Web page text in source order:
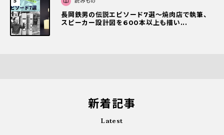
長岡鉄男の伝説エピソード7選〜焼肉店で執筆、
スピーカー設計図を600本以上も描い...
新着記事
Latest